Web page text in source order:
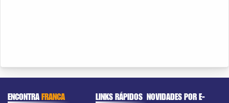
ENCONTRAFRANCA LINKS RÁPIDOS NOVIDADES POR E-